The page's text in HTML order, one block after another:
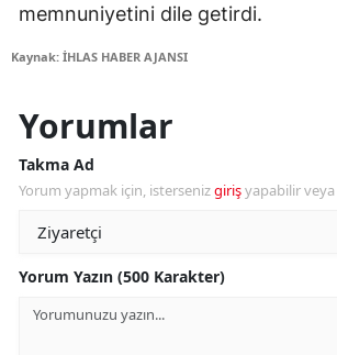
memnuniyetini dile getirdi.
Kaynak: İHLAS HABER AJANSI
Yorumlar
Takma Ad
Yorum yapmak için, istersenizgirişyapabilir veya
Yorum Yazın (500 Karakter)